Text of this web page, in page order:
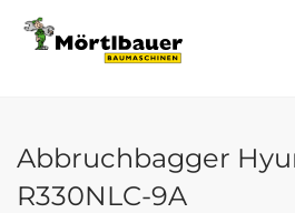
Abbruchbagger
R330NLC-9A